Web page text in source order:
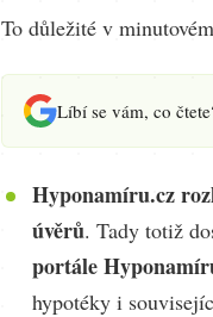
To důležité v
Líbí se vám, co
Hyponamíru.cz
úvěrů. Tady totiž
portále
hypotéky i